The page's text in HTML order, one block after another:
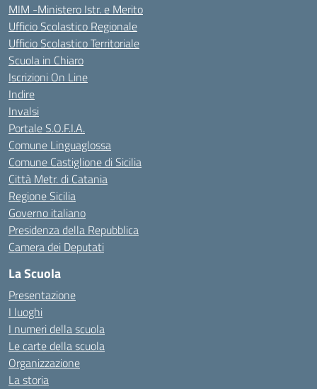
MIM -Ministero Istr. e Merito
Ufficio Scolastico Regionale
Ufficio Scolastico Territoriale
Scuola in Chiaro
Iscrizioni On Line
Indire
Invalsi
Portale S.O.F.I.A.
Comune Linguaglossa
Comune Castiglione di Sicilia
Città Metr. di Catania
Regione Sicilia
Governo italiano
Presidenza della Repubblica
Camera dei Deputati
La Scuola
Presentazione
I luoghi
I numeri della scuola
Le carte della scuola
Organizzazione
La storia